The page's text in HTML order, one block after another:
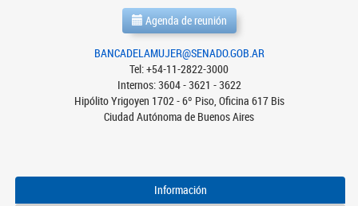
Agenda de reunión
BANCADELAMUJER@SENADO.GOB.AR
Tel: +54-11-2822-3000
Internos: 3604 - 3621 - 3622
Hipólito Yrigoyen 1702 - 6º Piso, Oficina 617 Bis
Ciudad Autónoma de Buenos Aires
Información